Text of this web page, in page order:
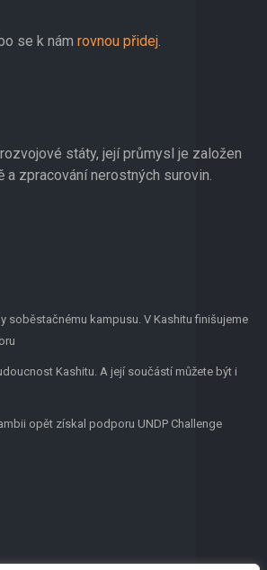
se k nám rovnou přidej.
státy, její průmysl je založen
a zpracování nerostných surovin.
soběstačnému kampusu. V Kashitu finišujeme
Kashitu. A její součástí můžete být i
opět získal podporu UNDP Challenge